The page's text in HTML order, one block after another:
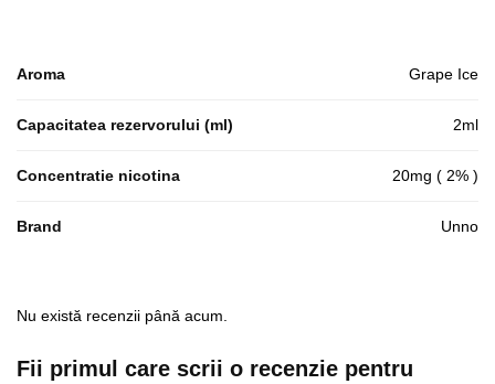
Aroma Grape Ice
Capacitatea rezervorului (ml) 2ml
Concentratie nicotina 20mg ( 2% )
Brand Unno
Nu există recenzii până acum.
Fii primul care scrii o recenzie pentru